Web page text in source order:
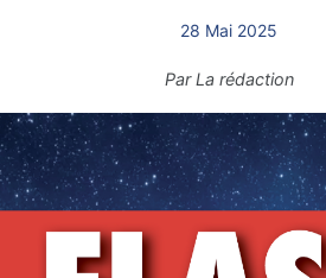
28 Mai 2025
ParLa rédaction